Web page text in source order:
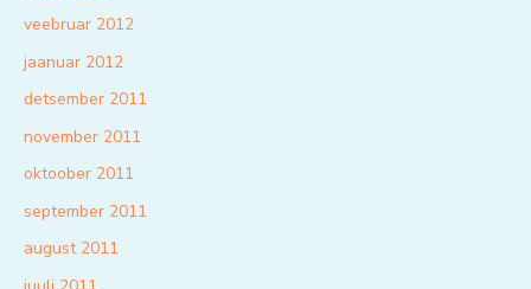
veebruar 2012
jaanuar 2012
detsember 2011
november 2011
oktoober 2011
september 2011
august 2011